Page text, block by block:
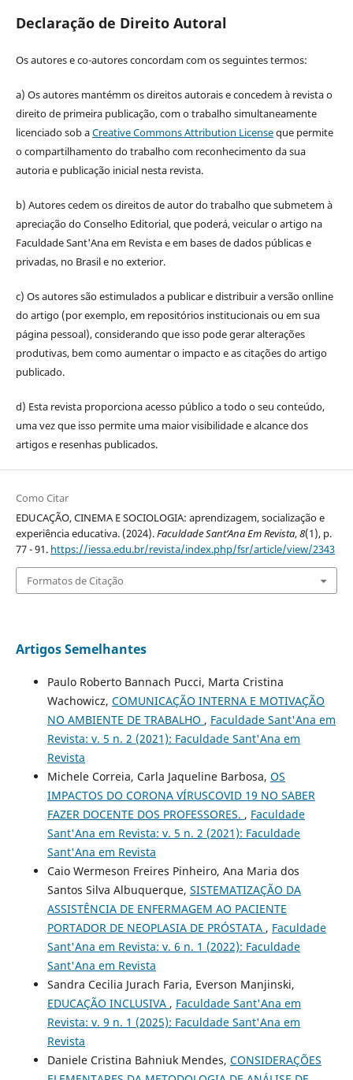
Declaração de Direito Autoral
Os autores e co-autores concordam com os seguintes termos:
a) Os autores mantémm os direitos autorais e concedem à revista o
direito de primeira publicação, com o trabalho simultaneamente
licenciado sob aCreative Commons Attribution Licenseque permite
o compartilhamento do trabalho com reconhecimento da sua
autoria e publicação inicial nesta revista.
b) Autores cedem os direitos de autor do trabalho que submetem à
apreciação do Conselho Editorial, que poderá, veicular o artigo na
Faculdade Sant'Ana em Revista e em bases de dados públicas e
privadas, no Brasil e no exterior.
c) Os autores são estimulados a publicar e distribuir a versão onlline
do artigo (por exemplo, em repositórios institucionais ou em sua
página pessoal), considerando que isso pode gerar alterações
produtivas, bem como aumentar o impacto e as citações do artigo
publicado.
d) Esta revista proporciona acesso público a todo o seu conteúdo,
uma vez que isso permite uma maior visibilidade e alcance dos
artigos e resenhas publicados.
Como Citar
EDUCAÇÃO, CINEMA E SOCIOLOGIA: aprendizagem, socialização e
experiência educativa. (2024).Faculdade Sant’Ana Em Revista,8(1), p.
77 - 91. https://iessa.edu.br/revista/index.php/fsr/article/view/2343
Formatos de Citação
Artigos Semelhantes
Paulo Roberto Bannach Pucci, Marta Cristina
Wachowicz, COMUNICAÇÃO INTERNA E MOTIVAÇÃO
NO AMBIENTE DE TRABALHO , Faculdade Sant'Ana em
Revista: v. 5 n. 2 (2021): Faculdade Sant'Ana em
Revista
Michele Correia, Carla Jaqueline Barbosa, OS
IMPACTOS DO CORONA VÍRUSCOVID 19 NO SABER
FAZER DOCENTE DOS PROFESSORES. , Faculdade
Sant'Ana em Revista: v. 5 n. 2 (2021): Faculdade
Sant'Ana em Revista
Caio Wermeson Freires Pinheiro, Ana Maria dos
Santos Silva Albuquerque, SISTEMATIZAÇÃO DA
ASSISTÊNCIA DE ENFERMAGEM AO PACIENTE
PORTADOR DE NEOPLASIA DE PRÓSTATA , Faculdade
Sant'Ana em Revista: v. 6 n. 1 (2022): Faculdade
Sant'Ana em Revista
Sandra Cecilia Jurach Faria, Everson Manjinski,
EDUCAÇÃO INCLUSIVA , Faculdade Sant'Ana em
Revista: v. 9 n. 1 (2025): Faculdade Sant'Ana em
Revista
Daniele Cristina Bahniuk Mendes, CONSIDERAÇÕES